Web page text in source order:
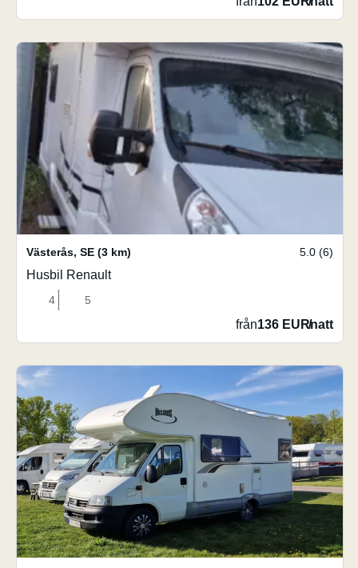
Västerås, SE (3 km) 5.0 (6)
Husbil Renault
4 5
från136 EUR/natt